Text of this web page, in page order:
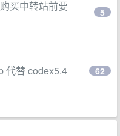
买中转站前要
5
代替 codex5.4 62